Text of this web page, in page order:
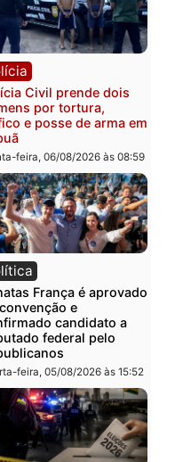
Polícia
Três suspeitos ligados a
facção criminosa são
presos por receptação e
adulteração de veículos
em Porto Velho
quinta-feira, 06/08/2026 às
Polícia
Polícia Civil prende dois
homens por tortura,
tráfico e posse de arma
Itapuã
quinta-feira, 06/08/2026 às